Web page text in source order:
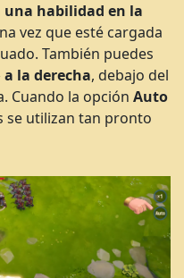
una habilidad en la
vez que esté cargada
También puedes
la derecha, debajo del
Cuando la opción Auto
se utilizan tan pronto